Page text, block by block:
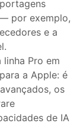
por exemplo,
e a
Pro em
a Apple: é
os
de IA